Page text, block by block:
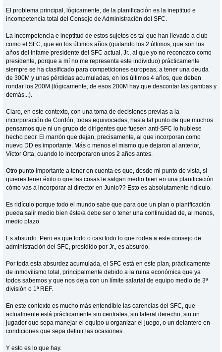
El problema principal, lógicamente, de la planificación es la ineptitud e
incompetencia total del Consejo de Administración del SFC.
La incompetencia e ineptitud de estos sujetos es tal que han llevado a club
como el SFC, que en los últimos años (quitando los 2 últimos, que son los
años del infame presidente del SFC actual, Jr., al que yo no reconozco como
presidente, porque a mí no me representa este individuo) prácticamente
siempre se ha clasificado para competiciones europeas, a tener una deuda
de 300M y unas pérdidas acumuladas, en los últimos 4 años, que deben
rondar los 200M (lógicamente, de esos 200M hay que descontar las gambas y
demás...).
Claro, en este contexto, con una toma de decisiones previas a la
incorporación de Cordón, todas equivocadas, hasta tal punto de que muchos
pensamos que ni un grupo de dirigentes que fuesen anti-SFC lo hubiese
hecho peor. El marrón que dejan, precisamente, al que incorporan como
nuevo DD es importante. Más o menos el mismo que dejaron al anterior,
Víctor Orta, cuando lo incorporaron unos 2 años antes.
Otro punto importante a tener en cuenta es que, desde mi punto de vista, si
quieres tener éxito o que las cosas te salgan medio bien en una planificación
cómo vas a incorporar al director en Junio?? Esto es absolutamente ridículo.
Es ridículo porque todo el mundo sabe que para que un plan o planificación
pueda salir medio bien éste/a debe ser o tener una continuidad de, al menos,
medio plazo.
Es absurdo. Pero es que todo o casi todo lo que rodea a este consejo de
administración del SFC, presidido por Jr., es absurdo.
Por toda esta absurdez acumulada, el SFC está en este plan, prácticamente
de inmovilismo total, principalmente debido a la ruina económica que ya
todos sabemos y que nos deja con un límite salarial de equipo medio de 3ª
división o 1ª REF.
En este contexto es mucho más entendible las carencias del SFC, que
actualmente está prácticamente sin centrales, sin lateral derecho, sin un
jugador que sepa manejar el equipo u organizar el juego, o un delantero en
condiciones que sepa definir las ocasiones.
Y esto es lo que hay.